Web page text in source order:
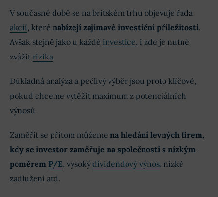
V současné době se na britském trhu objevuje řada
akcií, které nabízejí zajímavé investiční příležitosti.
Avšak stejně jako u každé investice, i zde je nutné
zvážit rizika.
Důkladná analýza a pečlivý výběr jsou proto klíčové,
pokud chceme vytěžit maximum z potenciálních
výnosů.
Zaměřit se přitom můžeme na hledání levných firem,
kdy se investor zaměřuje na společnosti s nízkým
poměrem P/E, vysoký dividendový výnos, nízké
zadlužení atd.